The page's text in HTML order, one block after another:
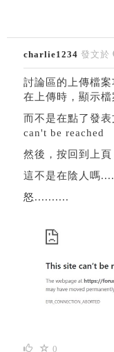
charlie1234 發文於
討論區的上傳檔
在上傳時，顯示
而不是在點了發
can't be reached
然後，按回到上
這不是在陰人嗎
怒..........
0